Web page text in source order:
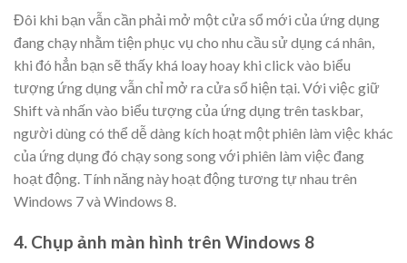
Đôi khi bạn vẫn cần phải mở một cửa sổ mới của ứng dụng
đang chạy nhằm tiện phục vụ cho nhu cầu sử dụng cá nhân,
khi đó hẳn bạn sẽ thấy khá loay hoay khi click vào biểu
tượng ứng dụng vẫn chỉ mở ra cửa sổ hiện tại. Với việc giữ
Shift và nhấn vào biểu tượng của ứng dụng trên taskbar,
người dùng có thể dễ dàng kích hoạt một phiên làm việc khác
của ứng dụng đó chạy song song với phiên làm việc đang
hoạt động. Tính năng này hoạt động tương tự nhau trên
Windows 7 và Windows 8.
4. Chụp ảnh màn hình trên Windows 8